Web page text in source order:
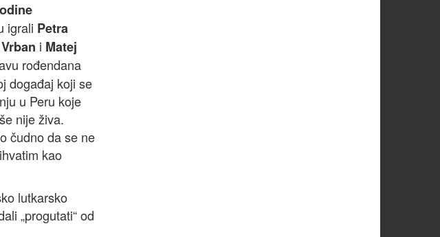
igrali Petra
i Matej
rođendana
događaj koji se
u Peru koje
nije živa.
čudno da se ne
kao
lutkarsko
„progutati“ od